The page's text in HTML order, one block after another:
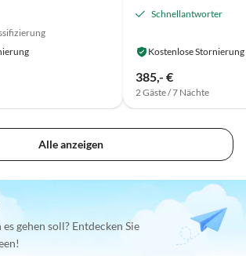
Schnellantworter
Kostenlose Stornierung
385,- €
2 Gäste / 7 Nächte
Alle anzeigen
gehen soll? Entdecken Sie